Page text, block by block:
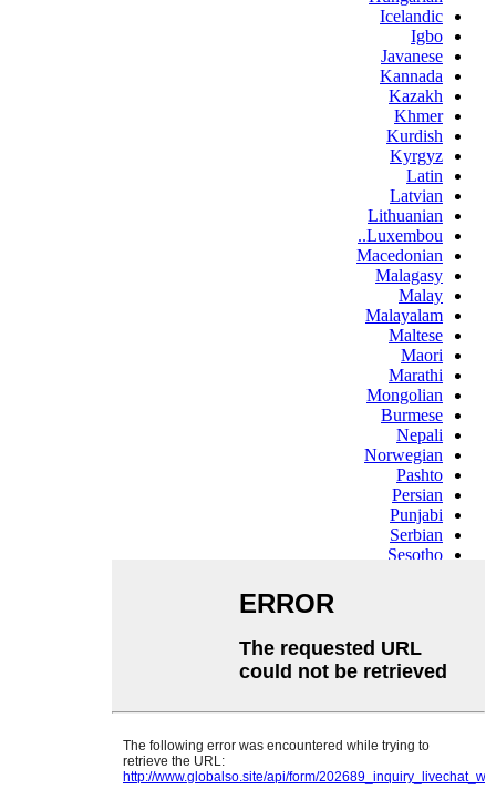
Icelandic
Igbo
Javanese
Kannada
Kazakh
Khmer
Kurdish
Kyrgyz
Latin
Latvian
Lithuanian
Luxembou..
Macedonian
Malagasy
Malay
Malayalam
Maltese
Maori
Marathi
Mongolian
Burmese
Nepali
Norwegian
Pashto
Persian
Punjabi
Serbian
Sesotho
Samoan
Scots Gaelic
Sindhi
Swahili
Tajik